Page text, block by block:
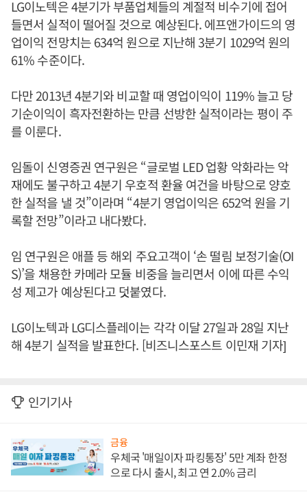
LG이노텍은 4분기가 부품업체들의 계절적 비수기에 접어
들면서 실적이 떨어질 것으로 예상된다. 에프앤가이드의 영
업이익 전망치는 634억 원으로 지난해 3분기 1029억 원의
61% 수준이다.
다만 2013년 4분기와 비교할 때 영업이익이 119% 늘고 당
기순이익이 흑자전환하는 만큼 선방한 실적이라는 평이 주
를 이룬다.
임돌이 신영증권 연구원은 “글로벌 LED 업황 악화라는 악
재에도 불구하고 4분기 우호적 환율 여건을 바탕으로 양호
한 실적을 낼 것”이라며 “4분기 영업이익은 652억 원을 기
록할 전망”이라고 내다봤다.
임 연구원은 애플 등 해외 주요고객이 ‘손 떨림 보정기술(OI
S)’을 채용한 카메라 모듈 비중을 늘리면서 이에 따른 수익
성 제고가 예상된다고 덧붙였다.
LG이노텍과 LG디스플레이는 각각 이달 27일과 28일 지난
해 4분기 실적을 발표한다. [비즈니스포스트 이민재 기자]
인기기사
금융
우체국 '매일이자 파킹통장' 5만 계좌 한정
으로 다시 출시, 최고 연 2.0% 금리